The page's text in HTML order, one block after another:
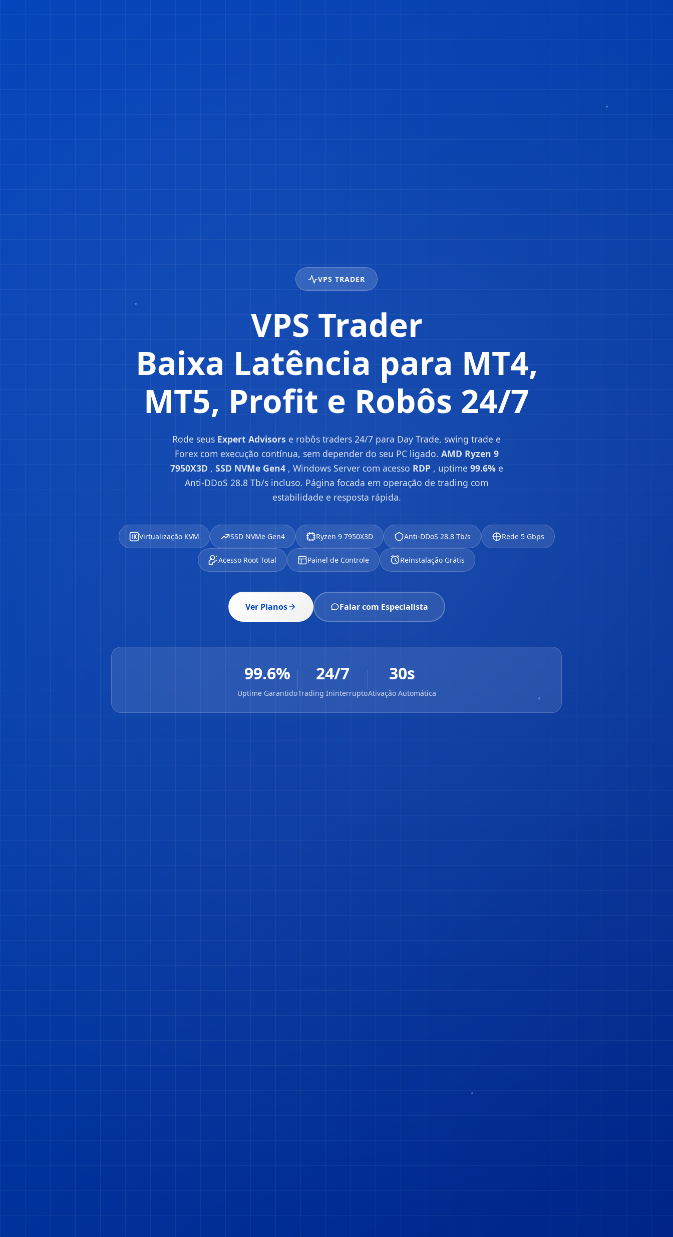
VPS TRADER
VPS Trader
Baixa Latência para MT4,
MT5, Profit e Robôs 24/7
Rode seus Expert Advisors e robôs traders 24/7 para Day Trade, swing trade e
Forex com execução contínua, sem depender do seu PC ligado. AMD Ryzen 9
7950X3D , SSD NVMe Gen4, Windows Server com acesso RDP, uptime 99.6%e
Anti-DDoS 28.8 Tb/s incluso. Página focada em operação de trading com
estabilidade e resposta rápida.
Virtualização KVM SSD NVMe Gen4 Ryzen 9 7950X3D Anti-DDoS 28.8 Tb/s Rede 5 Gbps
Acesso Root Total Painel de Controle Reinstalação Grátis
Ver Planos Falar com Especialista
99.6%
Uptime Garantido
24/7
Trading Ininterrupto
30s
Ativação Automática